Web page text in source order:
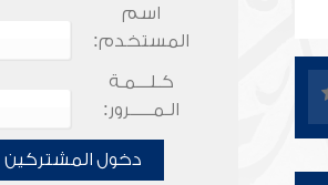
اسم
المستخدم:
كـلـــمـة
الـمـــــرور:
دخول المشتركين